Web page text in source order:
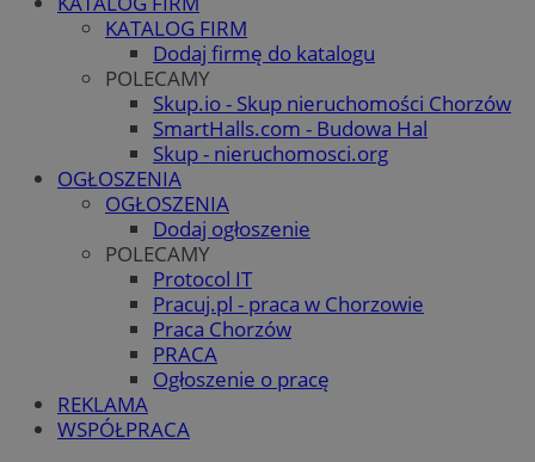
KATALOG FIRM
Dodaj firmę do katalogu
POLECAMY
Skup.io - Skup nieruchomości Chorzów
SmartHalls.com - Budowa Hal
Skup - nieruchomosci.org
OGŁOSZENIA
OGŁOSZENIA
Dodaj ogłoszenie
POLECAMY
Protocol IT
Pracuj.pl - praca w Chorzowie
Praca Chorzów
PRACA
Ogłoszenie o pracę
REKLAMA
WSPÓŁPRACA